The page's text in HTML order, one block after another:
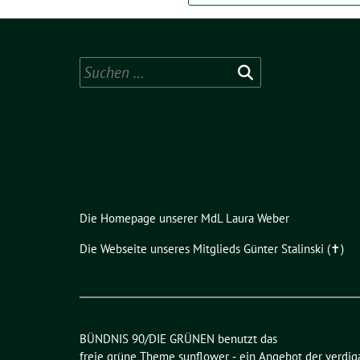
Suchen
nach:
Die Homepage unserer MdL Laura Weber
Die Webseite unseres Mitglieds Günter Stalinski (✝︎)
BÜNDNIS 90/DIE GRÜNEN benutzt das
freie grüne Theme sunflower ‐ ein Angebot der